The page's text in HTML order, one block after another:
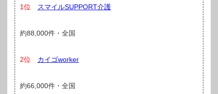
1位 スマイルSUPPORT介護
約88,000件・全国
2位 カイゴworker
約66,000件・全国